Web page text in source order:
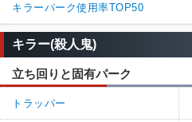
キラーパーク使用率TOP50
キラー(殺人鬼)
立ち回りと固有パーク
トラッパー